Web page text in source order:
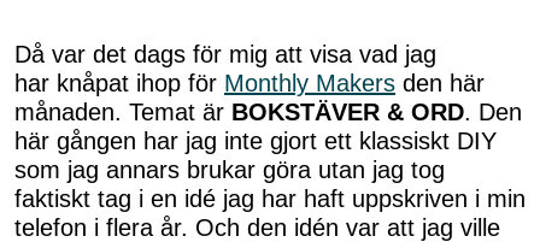
Då var det dags för mig att visa vad jag
har knåpat ihop för Monthly Makers den här
månaden. Temat är BOKSTÄVER & ORD. Den
här gången har jag inte gjort ett klassiskt DIY
som jag annars brukar göra utan jag tog
faktiskt tag i en idé jag har haft uppskriven i min
telefon i flera år. Och den idén var att jag ville